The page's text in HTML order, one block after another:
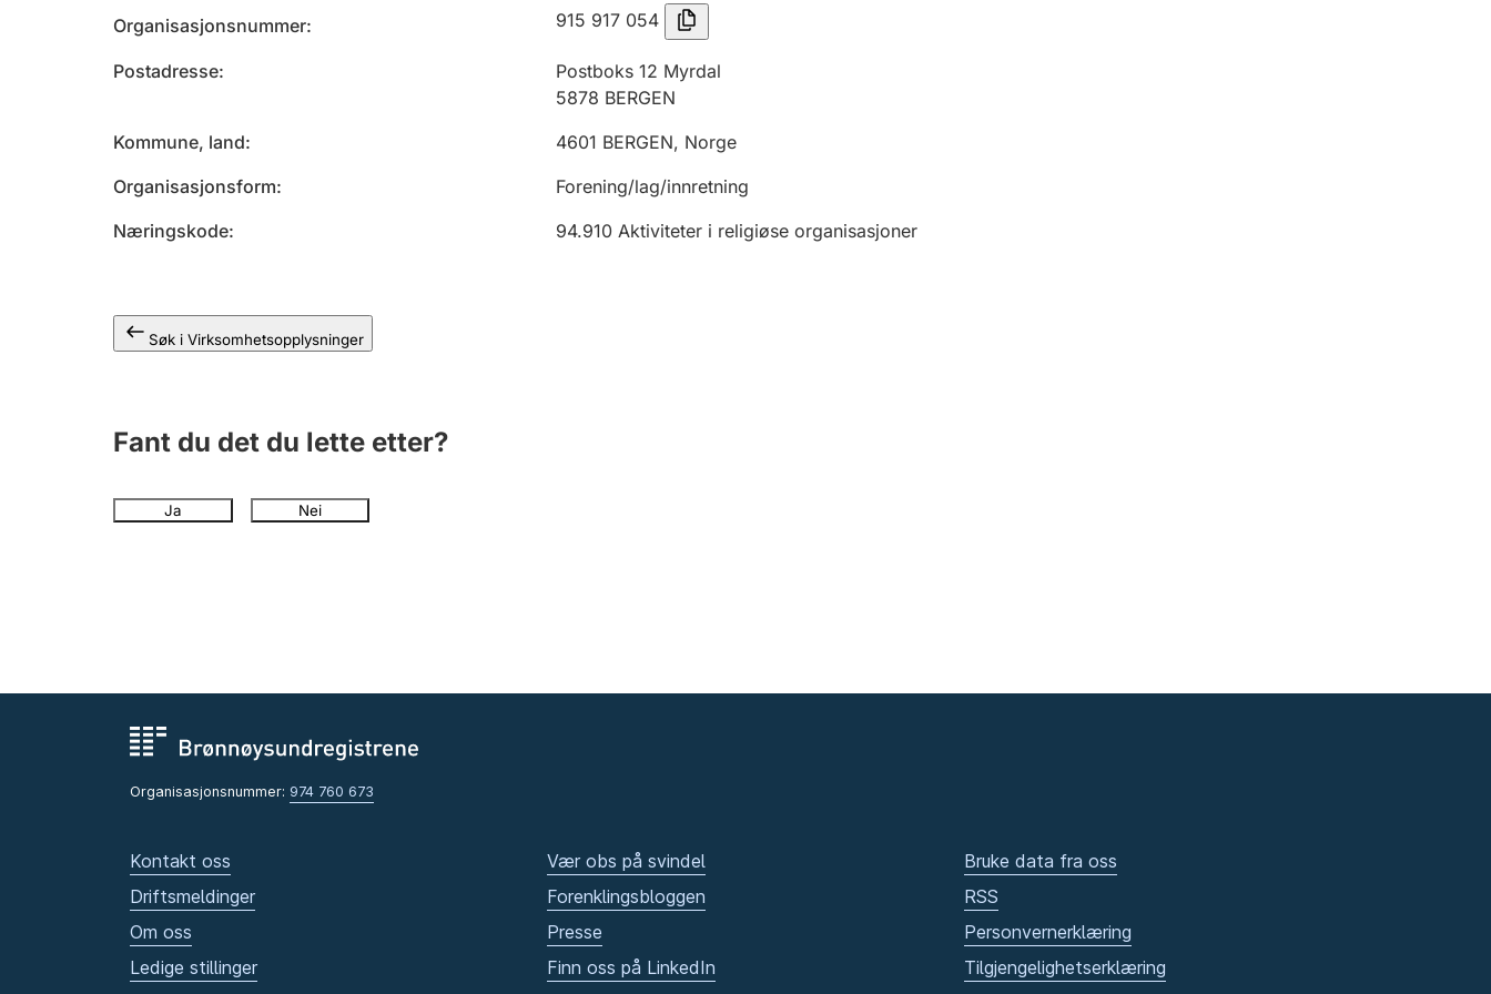
Organisasjonsnummer 915 917 054
Postadresse
Postboks 12 Myrdal
5878 BERGEN
Kommune, land
4601 BERGEN, Norge
Organisasjonsform
Forening/lag/innretning
Næringskode
94.910 Aktiviteter i religiøse organisasjoner
Søk i Virksomhetsopplysninger
Fant du det du lette etter?
Ja Nei
Organisasjonsnummer: 974 760 673
Kontakt oss
Driftsmeldinger
Om oss
Ledige stillinger
Vær obs på svindel
Forenklingsbloggen
Presse
Finn oss på LinkedIn
Bruke data fra oss
RSS
Personvernerklæring
Tilgjengelighetserklæring